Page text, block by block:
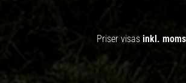
Priser visas inkl. moms